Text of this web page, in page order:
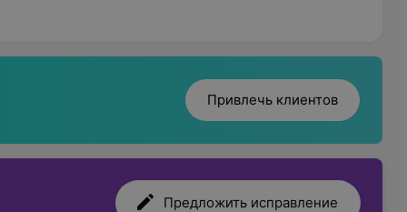
праздничные причёски.Привлечь клиентов
Предложить исправление